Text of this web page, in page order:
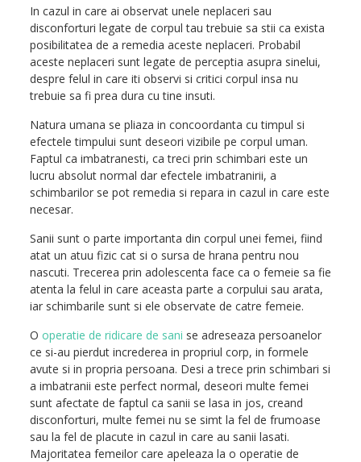
In cazul in care ai observat unele neplaceri sau
disconforturi legate de corpul tau trebuie sa stii ca exista
posibilitatea de a remedia aceste neplaceri. Probabil
aceste neplaceri sunt legate de perceptia asupra sinelui,
despre felul in care iti observi si critici corpul insa nu
trebuie sa fi prea dura cu tine insuti.
Natura umana se pliaza in concoordanta cu timpul si
efectele timpului sunt deseori vizibile pe corpul uman.
Faptul ca imbatranesti, ca treci prin schimbari este un
lucru absolut normal dar efectele imbatranirii, a
schimbarilor se pot remedia si repara in cazul in care este
necesar.
Sanii sunt o parte importanta din corpul unei femei, fiind
atat un atuu fizic cat si o sursa de hrana pentru nou
nascuti. Trecerea prin adolescenta face ca o femeie sa fie
atenta la felul in care aceasta parte a corpului sau arata,
iar schimbarile sunt si ele observate de catre femeie.
O operatie de ridicare de sani se adreseaza persoanelor
ce si-au pierdut increderea in propriul corp, in formele
avute si in propria persoana. Desi a trece prin schimbari si
a imbatranii este perfect normal, deseori multe femei
sunt afectate de faptul ca sanii se lasa in jos, creand
disconforturi, multe femei nu se simt la fel de frumoase
sau la fel de placute in cazul in care au sanii lasati.
Majoritatea femeilor care apeleaza la o operatie de